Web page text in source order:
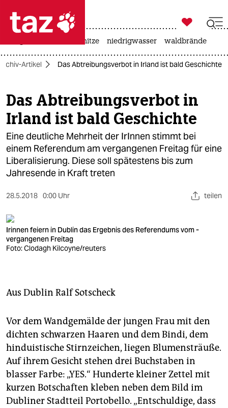
 taz zahl ich
taz zahl ich
themen
politik
öko
gesellschaft
berlin
nord
verlag
verlag
veranstaltungen
shop
fragen & hilfe
unterstützen

taz zahl ich
hitze niedrigwasser waldbrände
Artikel Das Abtreibungsverbot in Irland ist bald Geschichte
Das Abtreibungsverbot in
Irland ist bald Geschichte
Eine deutliche Mehrheit der IrInnen stimmt bei
einem Referendum am vergangenen Freitag für eine
Liberalisierung. Diese soll spätestens bis zum
Jahresende in Kraft treten
28.5.2018 0:00 Uhr teilen
Irinnen feiern in Dublin das Ergebnis des Referendums vom ­
vergangenen Freitag
Foto: Clodagh Kilcoyne/reuters
Aus Dublin Ralf Sotscheck
Vor dem Wandgemälde der jungen Frau mit den
dichten schwarzen Haaren und dem Bindi, dem
hinduistische Stirnzeichen, liegen Blumensträuße.
Auf ihrem Gesicht stehen drei Buchstaben in
blasser Farbe: „YES.“ Hunderte kleiner Zettel mit
kurzen Botschaften kleben neben dem Bild im
Dubliner Stadtteil Portobello. „Entschuldige, dass